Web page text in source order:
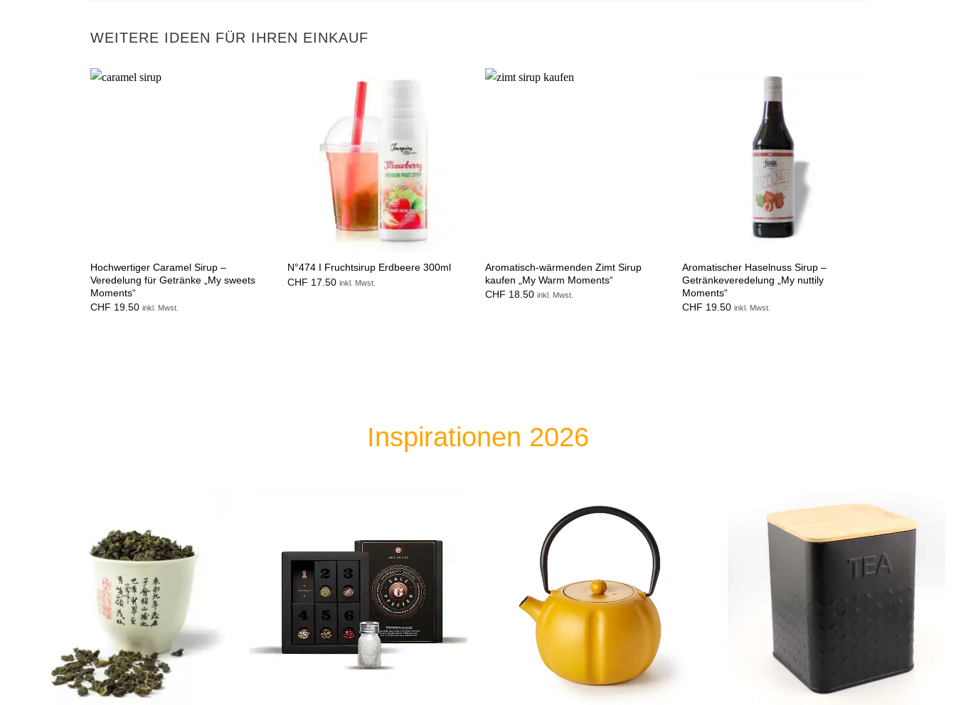
WEITERE IDEEN FÜR IHREN EINKAUF
Hochwertiger Caramel Sirup –
Veredelung für Getränke „My sweets
Moments“
CHF 19.50 inkl. Mwst.
N°474 I Fruchtsirup Erdbeere 300ml
CHF 17.50 inkl. Mwst.
Aromatisch-wärmenden Zimt Sirup
kaufen „My Warm Moments“
CHF 18.50 inkl. Mwst.
Aromatischer Haselnuss Sirup –
Getränkeveredelung „My nuttily
Moments“
CHF 19.50 inkl. Mwst.
Inspirationen 2026